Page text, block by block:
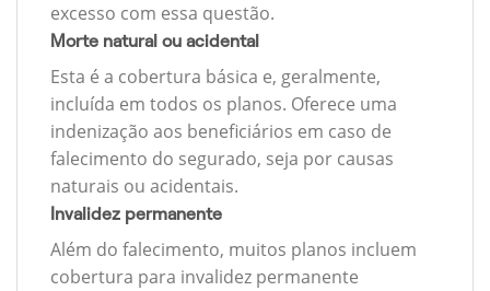
excesso com essa questão.
Morte natural ou acidental
Esta é a cobertura básica e, geralmente,
incluída em todos os planos. Oferece uma
indenização aos beneficiários em caso de
falecimento do segurado, seja por causas
naturais ou acidentais.
Invalidez permanente
Além do falecimento, muitos planos incluem
cobertura para invalidez permanente